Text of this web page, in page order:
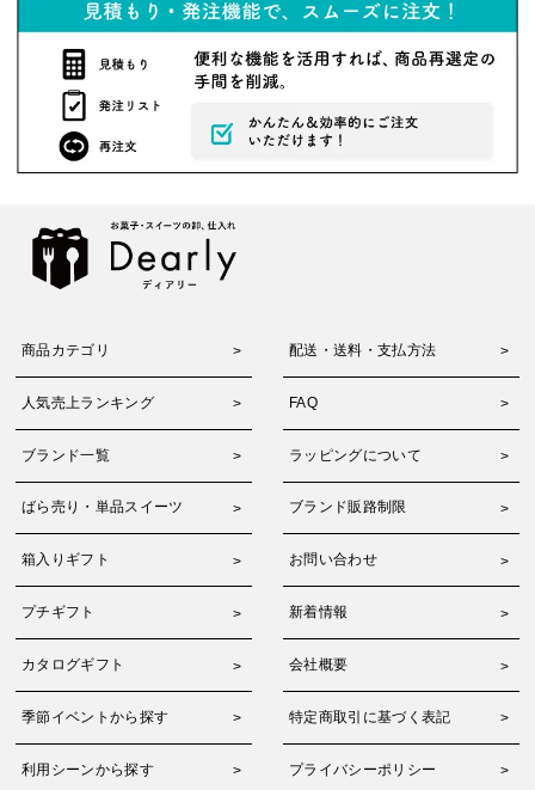
商品カテゴリ 配送・送料・支払方法
人気売上ランキング FAQ
ブランド一覧 ラッピングについて
ばら売り・単品スイーツ ブランド販路制限
箱入りギフト お問い合わせ
プチギフト 新着情報
カタログギフト 会社概要
季節イベントから探す 特定商取引に基づく表記
利用シーンから探す プライバシーポリシー